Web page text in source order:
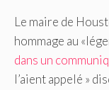
Le maire de
hommage au
dans un
l’aient appelé »